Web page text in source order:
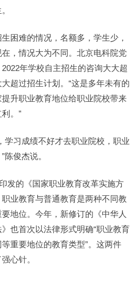
困难的情况，名额多，学生少，
，情况大为不同。北京电科院党
年学校自主招生的咨询大大超
超过招生计划。“这是多年未有的
升职业教育地位给职业院校带来
。”
学习成绩不好才去职业院校，职业
陈俊杰说。
发的《国家职业教育改革实施方
业教育与普通教育是两种不同教
地位。今年，新修订的《中华人
也首次以法律形式明确“职业教育
重要地位的教育类型”。这两件
心针。